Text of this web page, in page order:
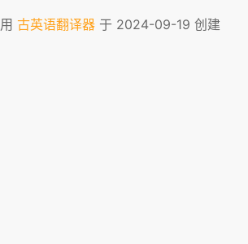
古英语翻译器于 2024-09-19 创建